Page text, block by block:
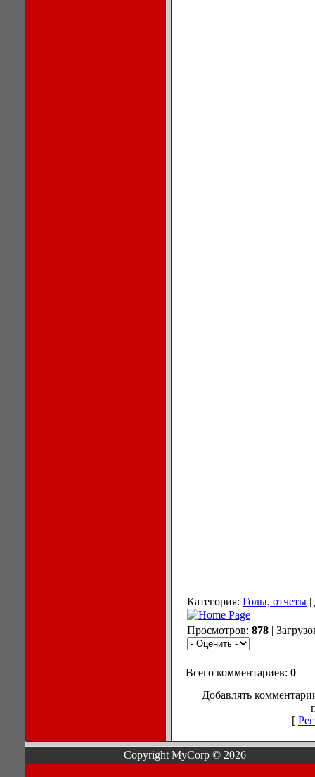
Категория: Голы, отчеты |
Просмотров: 878 |
Всего комментариев: 0
Добавлять
[
Copyright MyCorp © 2026